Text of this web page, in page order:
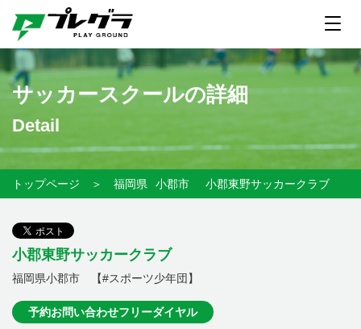
サッカースクールの詳細
Detail
トップページ ＞ 福岡県 小郡市 小郡東野サッカークラブ
小郡東野サッカークラブ
福岡県小郡市 【#スポーツ少年団】
予約お問い合わせフリーダイヤル